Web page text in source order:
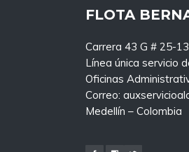
FLOTA
Carrera 43 G # 25-
Línea única servicio
Oficinas
Correo:
Medellín – Colombia